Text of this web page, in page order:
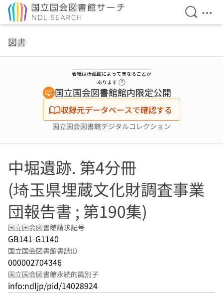
検索を
メ
図書
表紙は所蔵館によって異なることが
あります
国立国会図書館館内限定公開
収録元データベースで確認する
国立国会図書館デジタルコレクション
中堀遺跡. 第4分冊
(埼玉県埋蔵文化財調査事業
団報告書 ; 第190集)
国立国会図書館請求記号
GB141-G1140
国立国会図書館書誌ID
000002704346
国立国会図書館永続的識別子
info:ndljp/pid/14028924